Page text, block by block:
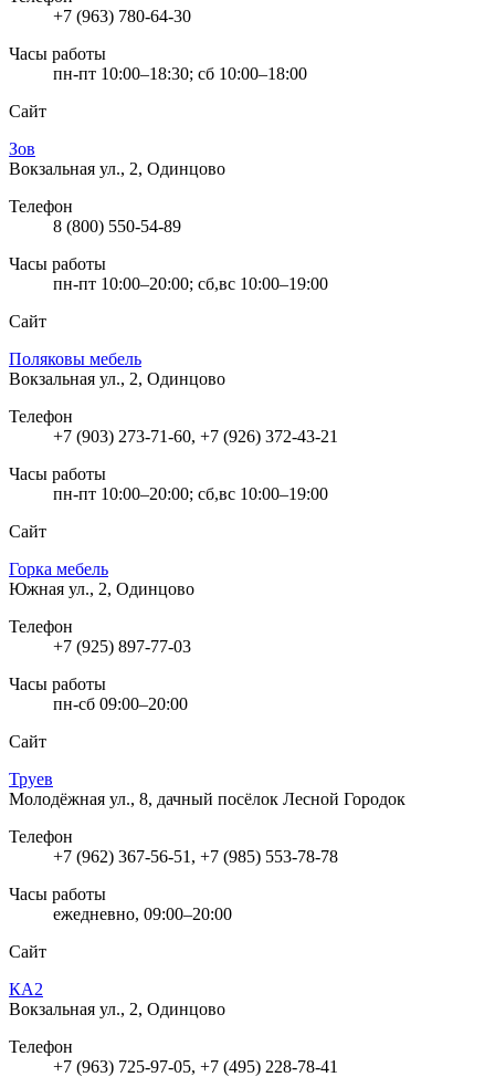
+7 (963) 780-64-30
Часы работы
пн-пт 10:00–18:30; сб 10:00–18:00
Сайт
Зов
Вокзальная ул., 2, Одинцово
Телефон
8 (800) 550-54-89
Часы работы
пн-пт 10:00–20:00; сб,вс 10:00–19:00
Сайт
Поляковы мебель
Вокзальная ул., 2, Одинцово
Телефон
+7 (903) 273-71-60, +7 (926) 372-43-21
Часы работы
пн-пт 10:00–20:00; сб,вс 10:00–19:00
Сайт
Горка мебель
Южная ул., 2, Одинцово
Телефон
+7 (925) 897-77-03
Часы работы
пн-сб 09:00–20:00
Сайт
Труев
Молодёжная ул., 8, дачный посёлок Лесной Городок
Телефон
+7 (962) 367-56-51, +7 (985) 553-78-78
Часы работы
ежедневно, 09:00–20:00
Сайт
КA2
Вокзальная ул., 2, Одинцово
Телефон
+7 (963) 725-97-05, +7 (495) 228-78-41